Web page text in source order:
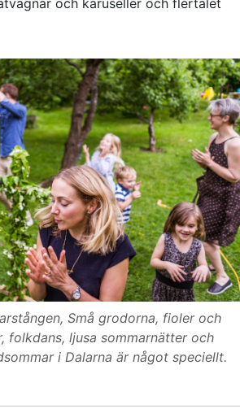
och karuseller och flertalet
Små grodorna, fioler och
folk­dans, ljusa sommar­nätter och
i Dalarna är något speciellt.